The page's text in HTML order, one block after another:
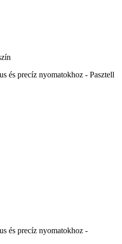
és precíz nyomatokhoz - Pasztell
és precíz nyomatokhoz -